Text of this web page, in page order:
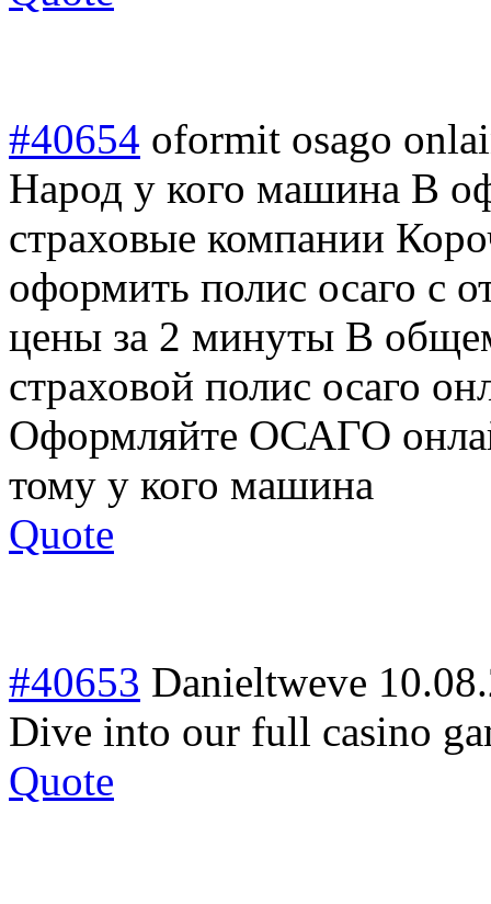
#40654 oformit osago
Народ у кого машина В
страховые компании
оформить полис осаго с
цены за 2 минуты В
страховой полис осаго
Оформляйте ОСАГО
тому у кого машина
Quote
#40653 Danieltweve
Dive into our full casino
Quote